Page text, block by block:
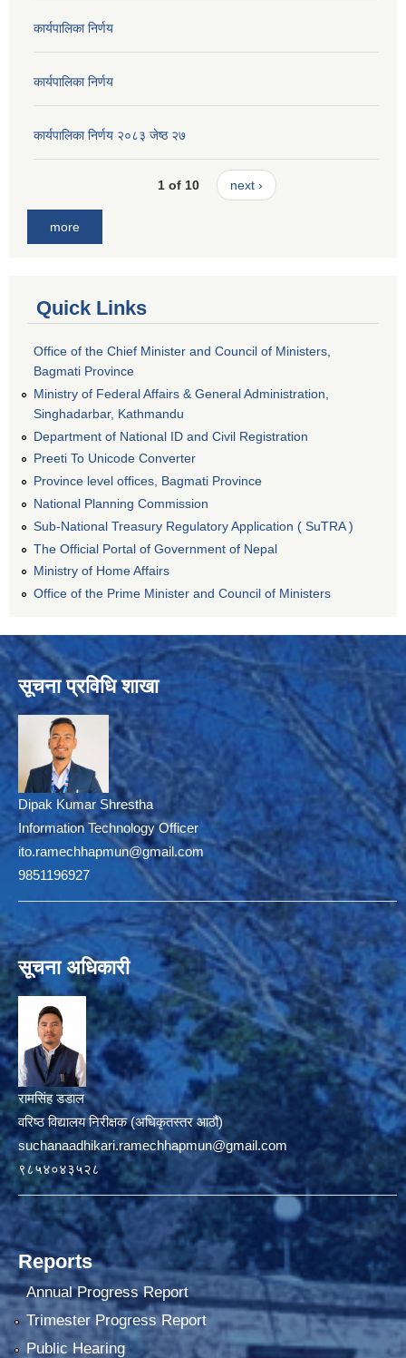
कार्यपालिका निर्णय
कार्यपालिका निर्णय
कार्यपालिका निर्णय २०८३ जेष्ठ २७
1 of 10 next ›
more
Quick Links
Office of the Chief Minister and Council of Ministers,
Bagmati Province
Ministry of Federal Affairs & General Administration,
Singhadarbar, Kathmandu
Department of National ID and Civil Registration
Preeti To Unicode Converter
Province level offices, Bagmati Province
National Planning Commission
Sub-National Treasury Regulatory Application ( SuTRA )
The Official Portal of Government of Nepal
Ministry of Home Affairs
Office of the Prime Minister and Council of Ministers
सूचना प्रविधि शाखा
Dipak Kumar Shrestha
Information Technology Officer
ito.ramechhapmun@gmail.com
9851196927
सूचना अधिकारी
रामसिंह डडाल
वरिष्ठ विद्यालय निरीक्षक (अधिकृतस्तर आठौं)
suchanaadhikari.ramechhapmun@gmail.com
९८५४०४३५२८
Reports
Annual Progress Report
Trimester Progress Report
Public Hearing